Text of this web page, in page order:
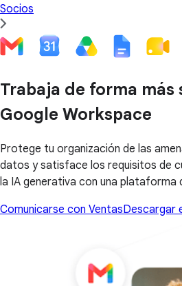
Socios
Trabaja de forma más
Google Workspace
Protege tu organización de las
datos y satisface los requisitos de
la IA generativa con una plataforma
Comunicarse con VentasDescargar